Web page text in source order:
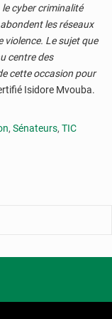
cyber criminalité
les réseaux
violence. Le sujet que
centre des
cette occasion pour
Isidore Mvouba.
, Sénateurs, TIC